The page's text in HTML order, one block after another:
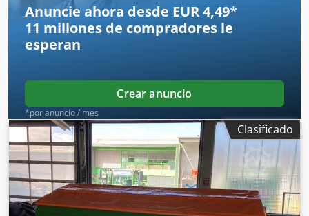
Anuncie ahora desde EUR 4,49*
11 millones de compradores le
esperan
Crear anuncio
*por anuncio / mes
Clasificado